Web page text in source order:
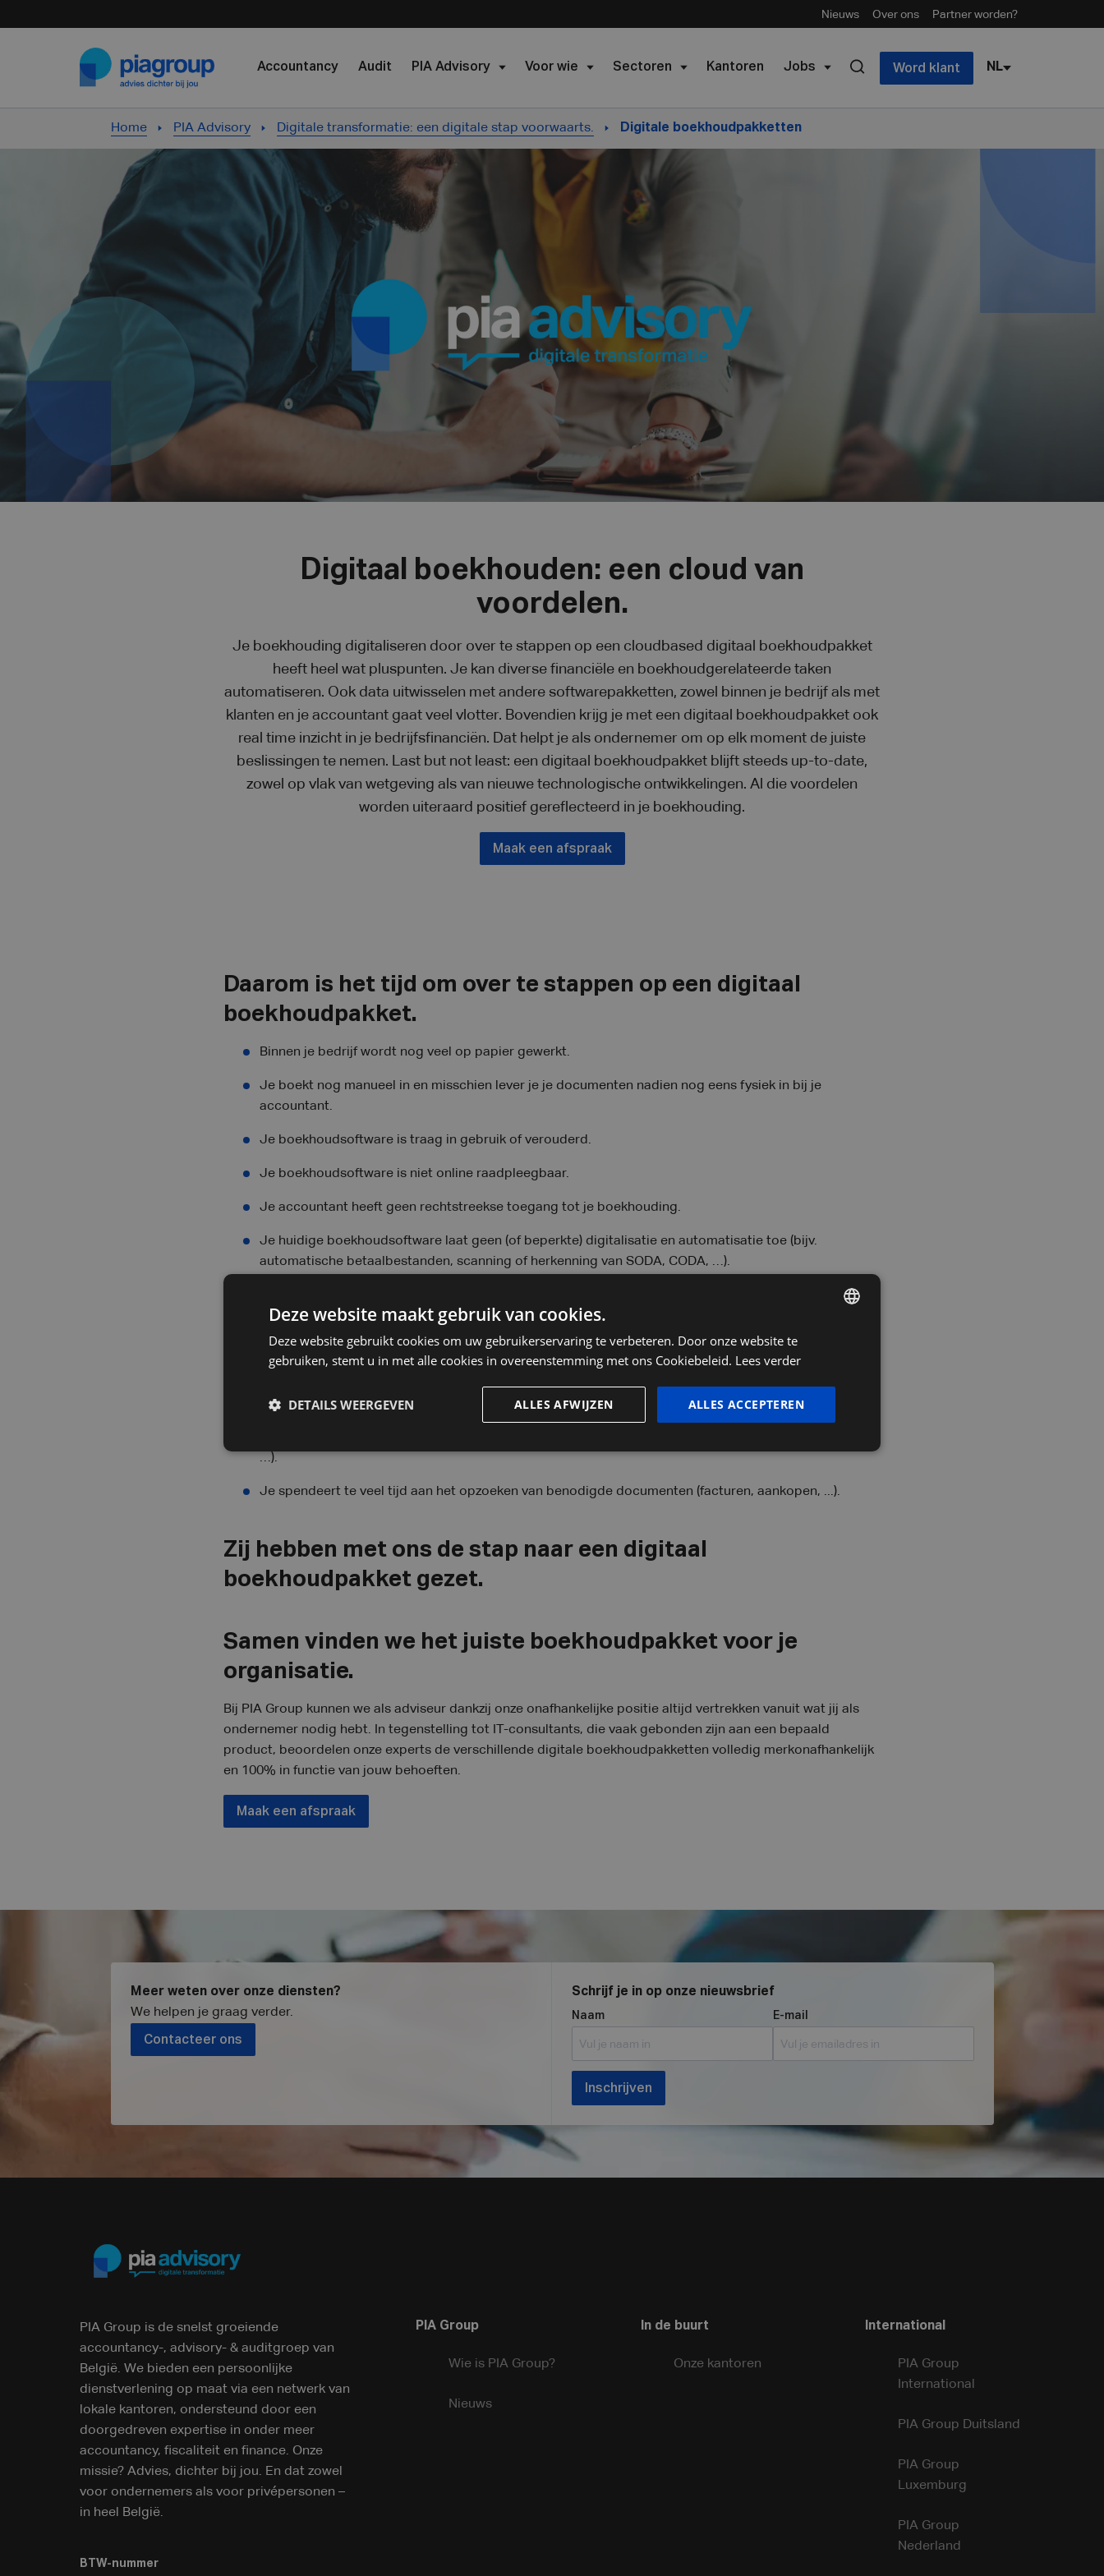
Nieuws Over ons Partner worden?
Accountancy Audit PIA Advisory Voor wie Sectoren Kantoren Jobs Word klant NL
Home PIA Advisory Digitale transformatie: een digitale stap voorwaarts. Digitale boekhoudpakketten
Digitaal boekhouden: een cloud van
voordelen.
Je boekhouding digitaliseren door over te stappen op een cloudbased digitaal boekhoudpakket
heeft heel wat pluspunten. Je kan diverse financiële en boekhoudgerelateerde taken
automatiseren. Ook data uitwisselen met andere softwarepakketten, zowel binnen je bedrijf als met
klanten en je accountant gaat veel vlotter. Bovendien krijg je met een digitaal boekhoudpakket ook
real time inzicht in je bedrijfsfinanciën. Dat helpt je als ondernemer om op elk moment de juiste
beslissingen te nemen. Last but not least: een digitaal boekhoudpakket blijft steeds up-to-date,
zowel op vlak van wetgeving als van nieuwe technologische ontwikkelingen. Al die voordelen
worden uiteraard positief gereflecteerd in je boekhouding.
Maak een afspraak
Daarom is het tijd om over te stappen op een digitaal
boekhoudpakket.
Binnen je bedrijf wordt nog veel op papier gewerkt.
Je boekt nog manueel in en misschien lever je je documenten nadien nog eens fysiek in bij je
accountant.
Je boekhoudsoftware is traag in gebruik of verouderd.
Je boekhoudsoftware is niet online raadpleegbaar.
Je accountant heeft geen rechtstreekse toegang tot je boekhouding.
Je huidige boekhoudsoftware laat geen (of beperkte) digitalisatie en automatisatie toe (bijv.
automatische betaalbestanden, scanning of herkenning van SODA, CODA, …).
Je stuurt manueel exports vanuit je andere systemen (bijv. kassasysteem, webshop, boekhoudpakket,
…) naar andere afdelingen.
Je bent gedwongen om Excel-bestanden te importeren (bijv. vanuit de webshop, het kassasysteem,
…) omdat het niet mogelijk is met externe software te koppelen.
Je boekhoudsoftware wordt (op termijn) niet meer onderhouden door de producent.
…).
Je spendeert te veel tijd aan het opzoeken van benodigde documenten (facturen, aankopen, ...).
Zij hebben met ons de stap naar een digitaal
boekhoudpakket gezet.
Samen vinden we het juiste boekhoudpakket voor je
organisatie.
Bij PIA Group kunnen we als adviseur dankzij onze onafhankelijke positie altijd vertrekken vanuit wat jij als
ondernemer nodig hebt. In tegenstelling tot IT-consultants, die vaak gebonden zijn aan een bepaald
product, beoordelen onze experts de verschillende digitale boekhoudpakketten volledig merkonafhankelijk
en 100% in functie van jouw behoeften.
Maak een afspraak
Meer weten over onze diensten?
We helpen je graag verder.
Contacteer ons
Schrijf je in op onze nieuwsbrief
Naam E-mail
Inschrijven
PIA Group is de snelst groeiende
accountancy-, advisory- & auditgroep van
België. We bieden een persoonlijke
dienstverlening op maat via een netwerk van
lokale kantoren, ondersteund door een
doorgedreven expertise in onder meer
accountancy, fiscaliteit en finance. Onze
missie? Advies, dichter bij jou. En dat zowel
voor ondernemers als voor privépersonen –
in heel België.
BTW-nummer
PIA Group
Wie is PIA Group?
Nieuws
In de buurt
Onze kantoren
International
PIA Group
International
PIA Group Duitsland
PIA Group
Luxemburg
PIA Group
Nederland
Deze website maakt gebruik van cookies.
Deze website gebruikt cookies om uw gebruikerservaring te verbeteren. Door onze website te
gebruiken, stemt u in met alle cookies in overeenstemming met ons Cookiebeleid. Lees verder
ALLES ACCEPTEREN
ALLES AFWIJZEN
DETAILS WEERGEVEN